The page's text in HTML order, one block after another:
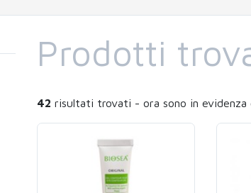
Prodotti
42 risultati trovati - ora sono in evidenza